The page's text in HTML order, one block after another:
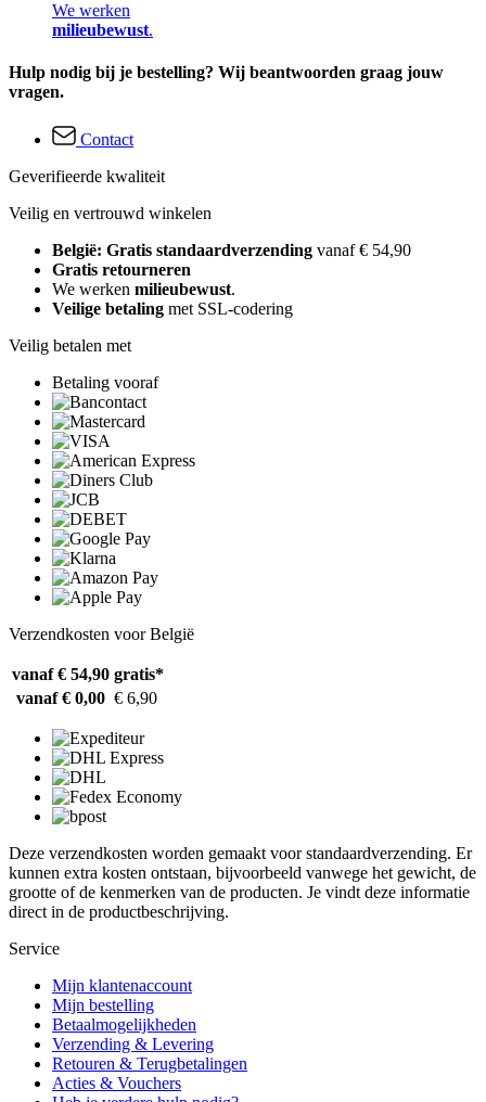
We werken
milieubewust.
Hulp nodig bij je bestelling? Wij beantwoorden graag jouw
vragen.
Contact
Geverifieerde kwaliteit
Veilig en vertrouwd winkelen
België: Gratis standaardverzending vanaf € 54,90
Gratis retourneren
We werken milieubewust.
Veilige betaling met SSL-codering
Veilig betalen met
Betaling vooraf
Verzendkosten voor België
vanaf € 54,90 gratis*
vanaf € 0,00 € 6,90
Deze verzendkosten worden gemaakt voor standaardverzending. Er
kunnen extra kosten ontstaan, bijvoorbeeld vanwege het gewicht, de
grootte of de kenmerken van de producten. Je vindt deze informatie
direct in de productbeschrijving.
Service
Mijn klantenaccount
Mijn bestelling
Betaalmogelijkheden
Verzending & Levering
Retouren & Terugbetalingen
Acties & Vouchers